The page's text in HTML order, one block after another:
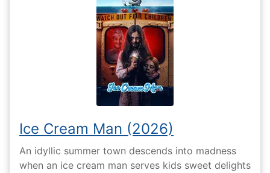
Ice Cream Man (2026)
An idyllic summer town descends into madness
when an ice cream man serves kids sweet delights